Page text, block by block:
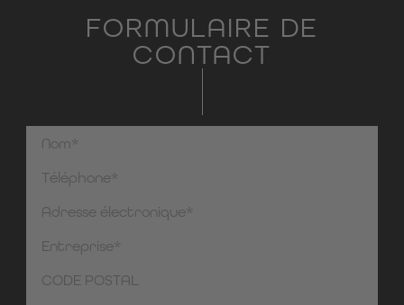
FORMULAIRE DE
CONTACT